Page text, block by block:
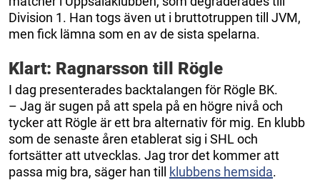
Division 1. Han togs även ut i bruttotruppen till JVM,
men fick lämna som en av de sista spelarna.
Klart: Ragnarsson till Rögle
I dag presenterades backtalangen för Rögle BK.
– Jag är sugen på att spela på en högre nivå och
tycker att Rögle är ett bra alternativ för mig. En klubb
som de senaste åren etablerat sig i SHL och
fortsätter att utvecklas. Jag tror det kommer att
passa mig bra, säger han till klubbens hemsida.